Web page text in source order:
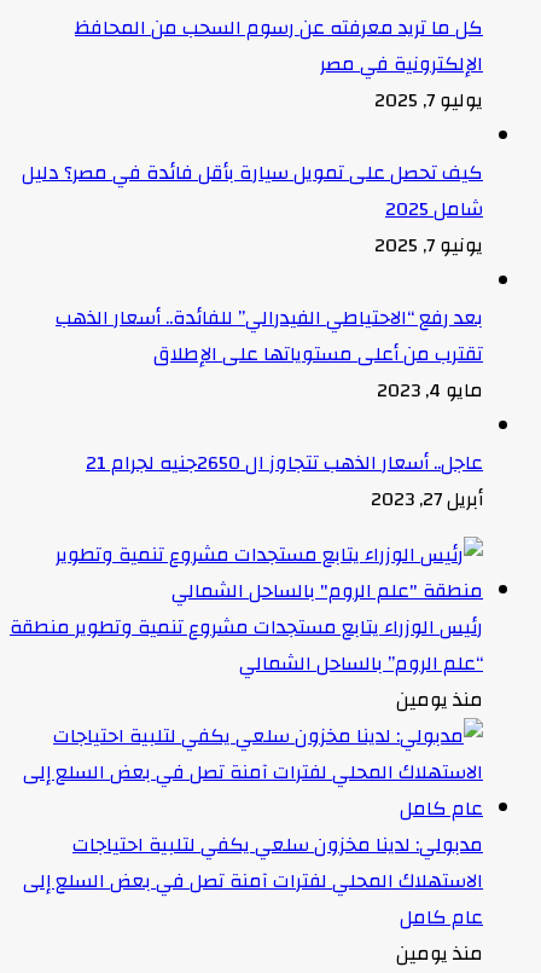
كل ما تريد معرفته عن رسوم السحب من المحافظ
الإلكترونية في مصر
يوليو 7, 2025
كيف تحصل على تمويل سيارة بأقل فائدة في مصر؟ دليل
شامل 2025
يونيو 7, 2025
بعد رفع “الاحتياطي الفيدرالي” للفائدة.. أسعار الذهب
تقترب من أعلى مستوياتها على الإطلاق
مايو 4, 2023
عاجل.. أسعار الذهب تتجاوز ال 2650جنيه لجرام 21
أبريل 27, 2023
رئيس الوزراء يتابع مستجدات مشروع تنمية وتطوير منطقة
“علم الروم” بالساحل الشمالي
منذ يومين
مدبولي: لدينا مخزون سلعي يكفي لتلبية احتياجات
الاستهلاك المحلي لفترات آمنة تصل في بعض السلع إلى
عام كامل
منذ يومين